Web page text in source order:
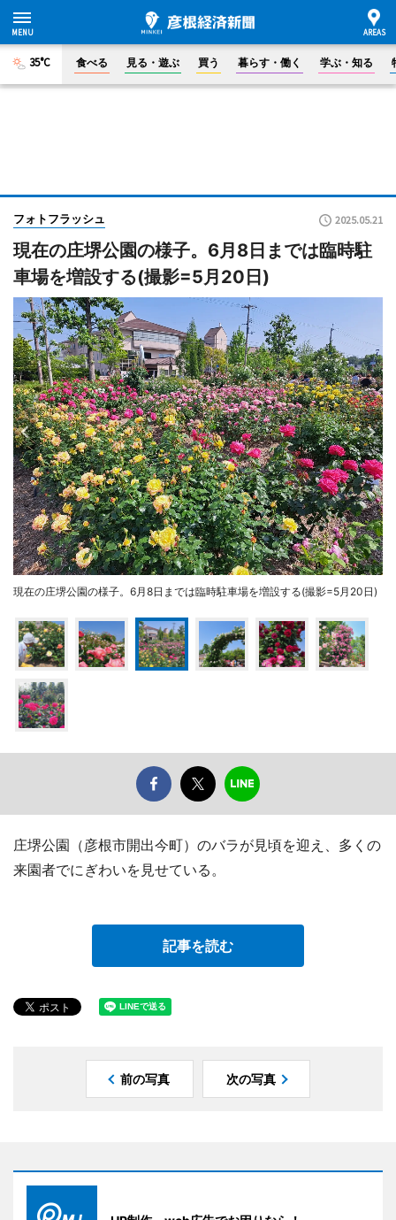
35°C 食べる 見る・遊ぶ 買う 暮らす・働く 学ぶ・知る
フォトフラッシュ 2025.05.21
現在の庄堺公園の様子。6月8日までは臨時駐
車場を増設する(撮影=5月20日)
現在の庄堺公園の様子。6月8日までは臨時駐車場を増設する(撮影=5月20日)
庄堺公園（彦根市開出今町）のバラが見頃を迎え、多くの
来園者でにぎわいを見せている。
記事を読む
前の写真 次の写真